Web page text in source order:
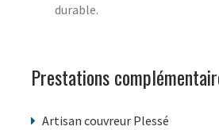
durable.
Prestations
Artisan couvreur Plessé